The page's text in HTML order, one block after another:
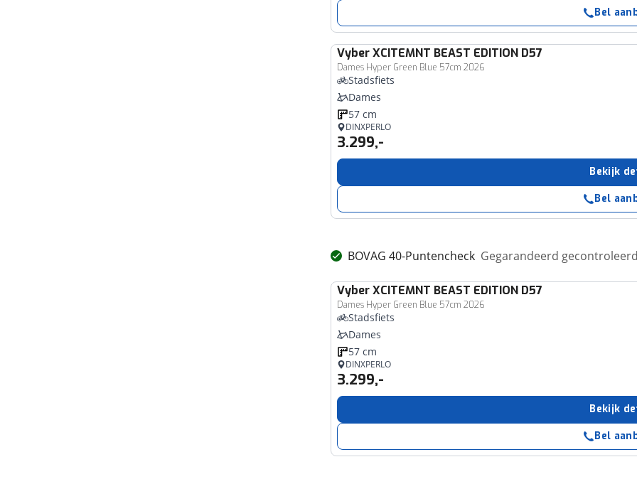
Bel
Vyber XCITEMNT BEAST EDITION D57
Dames Hyper Green Blue 57cm 2026
Stadsfiets
Dames
57 cm
DINXPERLO
3.299,-
Bekijk
Bel
BOVAG 40-Puntencheck Gegarandeerd
Vyber XCITEMNT BEAST EDITION D57
Dames Hyper Green Blue 57cm 2026
Stadsfiets
Dames
57 cm
DINXPERLO
3.299,-
Bekijk
Bel